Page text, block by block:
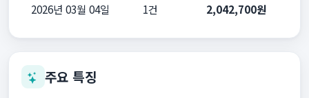
2026년 03월 04일 1건 2,042,700원
주요 특징